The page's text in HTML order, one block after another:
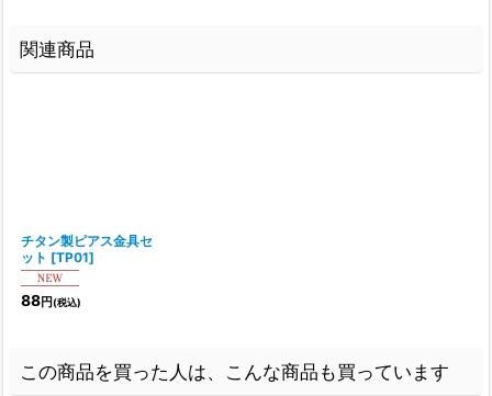
関連商品
チタン製ピアス金具セ
ット [TP01]
88円(税込)
この商品を買った人は、こんな商品も買っています